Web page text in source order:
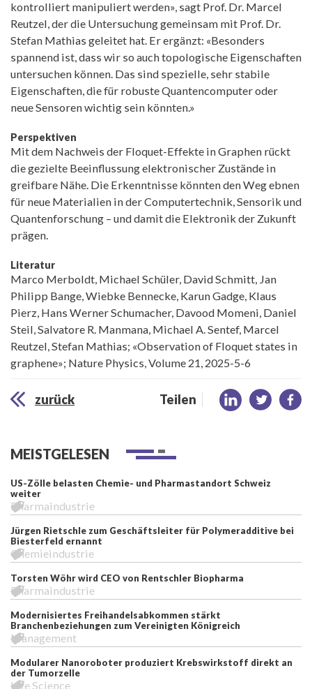
kontrolliert manipuliert werden», sagt Prof. Dr. Marcel
Reutzel, der die Untersuchung gemeinsam mit Prof. Dr.
Stefan Mathias geleitet hat. Er ergänzt: «Besonders
spannend ist, dass wir so auch topologische Eigenschaften
untersuchen können. Das sind spezielle, sehr stabile
Eigenschaften, die für robuste Quantencomputer oder
neue Sensoren wichtig sein könnten.»
Perspektiven
Mit dem Nachweis der Floquet-Effekte in Graphen rückt
die gezielte Beeinflussung elektronischer Zustände in
greifbare Nähe. Die Erkenntnisse könnten den Weg ebnen
für neue Materialien in der Computertechnik, Sensorik und
Quantenforschung – und damit die Elektronik der Zukunft
prägen.
Literatur
Marco Merboldt, Michael Schüler, David Schmitt, Jan
Philipp Bange, Wiebke Bennecke, Karun Gadge, Klaus
Pierz, Hans Werner Schumacher, Davood Momeni, Daniel
Steil, Salvatore R. Manmana, Michael A. Sentef, Marcel
Reutzel, Stefan Mathias; «Observation of Floquet states in
graphene»; Nature Physics, Volume 21, 2025-5-6
zurück Teilen
MEISTGELESEN
US-Zölle belasten Chemie- und Pharmastandort Schweiz
weiter
Pharmaindustrie
Jürgen Rietschle zum Geschäftsleiter für Polymeradditive bei
Biesterfeld ernannt
Chemieindustrie
Torsten Wöhr wird CEO von Rentschler Biopharma
Pharmaindustrie
Modernisiertes Freihandelsabkommen stärkt
Branchenbeziehungen zum Vereinigten Königreich
Management
Modularer Nanoroboter produziert Krebswirkstoff direkt an
der Tumorzelle
Life Science